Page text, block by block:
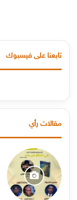
تابعنا على فيسبوك
مقالات رأي